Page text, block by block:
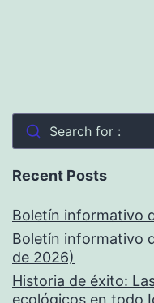
Search for :
Recent Posts
Boletín informativo
Boletín informativo
de 2026)
Historia de éxito: